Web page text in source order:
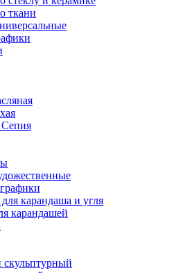
ткани
карандаша и угля
карандашей